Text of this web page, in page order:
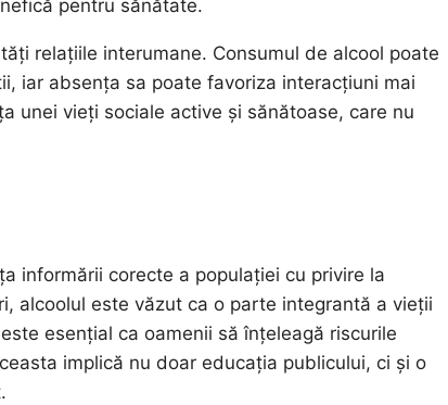
pentru sănătate.
relațiile interumane. Consumul de alcool poate
iar absența sa poate favoriza interacțiuni mai
unei vieți sociale active și sănătoase, care nu
informării corecte a populației cu privire la
alcoolul este văzut ca o parte integrantă a vieții
esențial ca oamenii să înțeleagă riscurile
implică nu doar educația publicului, ci și o